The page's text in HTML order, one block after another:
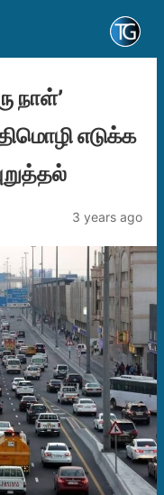
நாள்’
எடுக்க
3 years ago